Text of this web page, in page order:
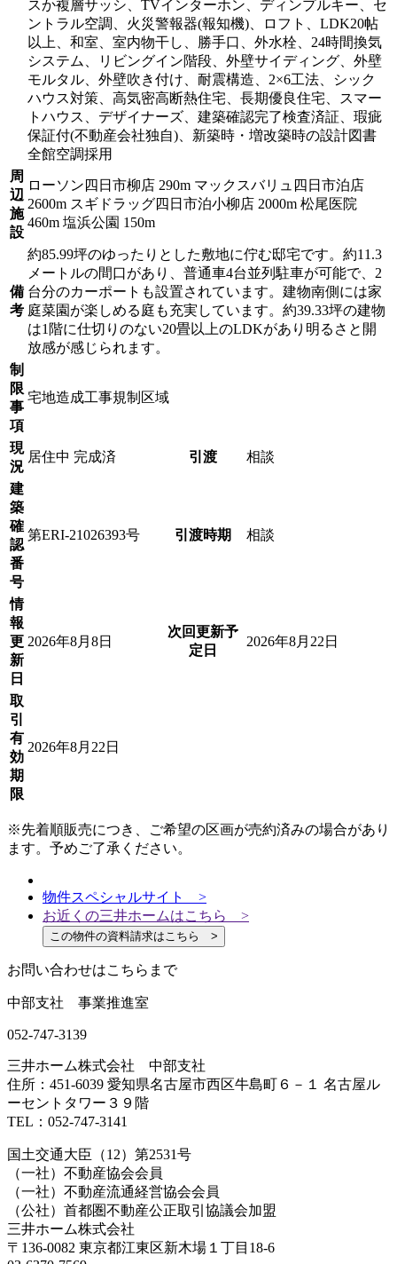
スか複層サッシ、TVインターホン、ディンプルキー、セ
ントラル空調、火災警報器(報知機)、ロフト、LDK20帖
以上、和室、室内物干し、勝手口、外水栓、24時間換気
システム、リビングイン階段、外壁サイディング、外壁
モルタル、外壁吹き付け、耐震構造、2×6工法、シック
ハウス対策、高気密高断熱住宅、長期優良住宅、スマー
トハウス、デザイナーズ、建築確認完了検査済証、瑕疵
保証付(不動産会社独自)、新築時・増改築時の設計図書
全館空調採用
周
辺
施
設
ローソン四日市柳店 290m マックスバリュ四日市泊店
2600m スギドラッグ四日市泊小柳店 2000m 松尾医院
460m 塩浜公園 150m
備
考
約85.99坪のゆったりとした敷地に佇む邸宅です。約11.3
メートルの間口があり、普通車4台並列駐車が可能で、2
台分のカーポートも設置されています。建物南側には家
庭菜園が楽しめる庭も充実しています。約39.33坪の建物
は1階に仕切りのない20畳以上のLDKがあり明るさと開
放感が感じられます。
制
限
事
項
宅地造成工事規制区域
現
況
居住中 完成済 引渡 相談
建
築
確
認
番
号
第ERI-21026393号 引渡時期 相談
情
報
更
新
日
2026年8月8日
次回更新予
定日
2026年8月22日
取
引
有
効
期
限
2026年8月22日
※先着順販売につき、ご希望の区画が売約済みの場合があり
ます。予めご了承ください。
物件スペシャルサイト >
お近くの三井ホームはこちら >
この物件の資料請求はこちら >
お問い合わせはこちらまで
中部支社 事業推進室
052-747-3139
三井ホーム株式会社 中部支社
住所：451-6039 愛知県名古屋市西区牛島町６－１ 名古屋ル
ーセントタワー３９階
TEL：052-747-3141
国土交通大臣（12）第2531号
（一社）不動産協会会員
（一社）不動産流通経営協会会員
（公社）首都圏不動産公正取引協議会加盟
三井ホーム株式会社
〒136-0082 東京都江東区新木場１丁目18-6